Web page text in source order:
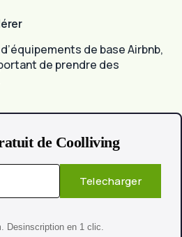
de base Airbnb,
de prendre des
de Coolliving
Telecharger
Desinscription en 1 clic.